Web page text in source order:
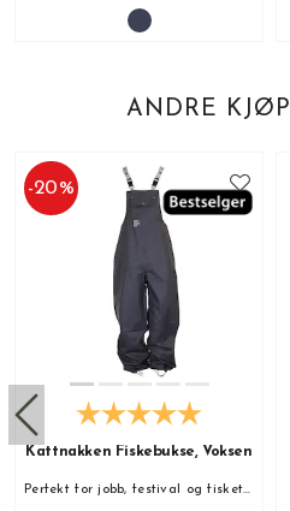
ANDRE
-20%
Kattnakken Fiskebukse, Voksen
Perfekt for jobb, festival og fisketur!